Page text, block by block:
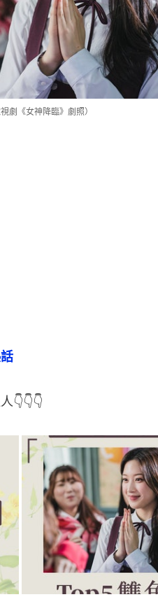
劇《女神降臨》劇照）
👇👇👇